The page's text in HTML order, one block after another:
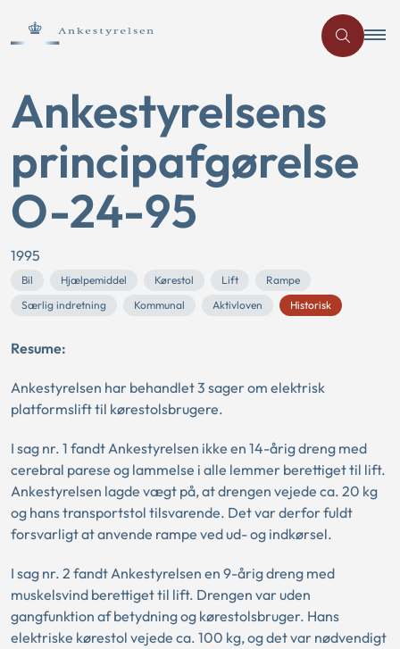
Ankestyrelsens
principafgørelse
O-24-95
1995
Bil Hjælpemiddel Kørestol Lift
Rampe
Særlig indretning
Kommunal Aktivloven Historisk
Resume:
Ankestyrelsen har behandlet 3 sager om elektrisk
platformslift til kørestolsbrugere.
I sag nr. 1 fandt Ankestyrelsen ikke en 14-årig dreng med
cerebral parese og lammelse i alle lemmer berettiget til lift.
Ankestyrelsen lagde vægt på, at drengen vejede ca. 20 kg
og hans transportstol tilsvarende. Det var derfor fuldt
forsvarligt at anvende rampe ved ud- og indkørsel.
I sag nr. 2 fandt Ankestyrelsen en 9-årig dreng med
muskelsvind berettiget til lift. Drengen var uden
gangfunktion af betydning og kørestolsbruger. Hans
elektriske kørestol vejede ca. 100 kg, og det var nødvendigt